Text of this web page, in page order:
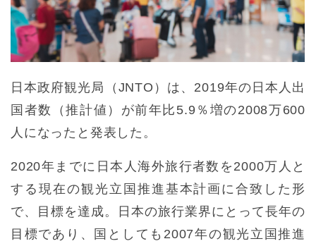
日本政府観光局（JNTO）は、2019年の日本人出
国者数（推計値）が前年比5.9％増の2008万600
人になったと発表した。
2020年までに日本人海外旅行者数を2000万人と
する現在の観光立国推進基本計画に合致した形
で、目標を達成。日本の旅行業界にとって長年の
目標であり、国としても2007年の観光立国推進